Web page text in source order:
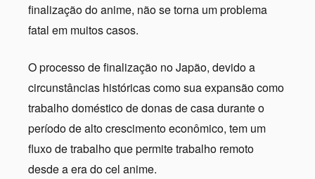
finalização do anime, não se torna um problema
fatal em muitos casos.
O processo de finalização no Japão, devido a
circunstâncias históricas como sua expansão como
trabalho doméstico de donas de casa durante o
período de alto crescimento econômico, tem um
fluxo de trabalho que permite trabalho remoto
desde a era do cel anime.